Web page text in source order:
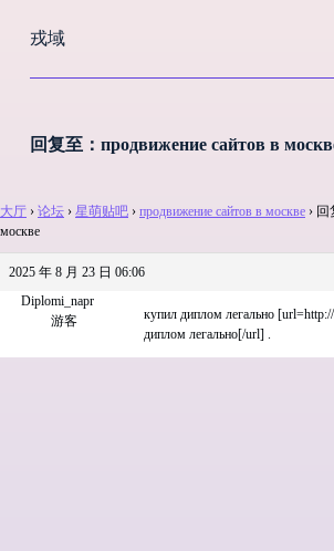
过
戎域
回复至：продвижение сайтов в
大厅 › 论坛 › 星萌贴吧 › продвижение сайтов в москве › 回
москве
2025 年 8 月 23 日 06:06
Diplomi_napr
游客
купил диплом легально
диплом легально[/url] .